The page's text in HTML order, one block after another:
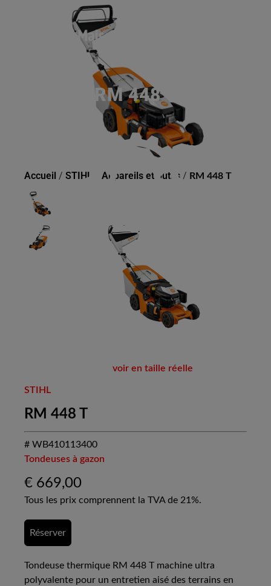
RM 448 T
Accueil / STIHL Appareils et outils / RM 448 T
voir en taille réelle
STIHL
RM 448 T
# WB410113400
Tondeuses à gazon
€ 669,00
Tous les prix comprennent la TVA de 21%.
Réserver
Tondeuse thermique RM 448 T machine ultra
polyvalente pour un entretien aisé des terrains en